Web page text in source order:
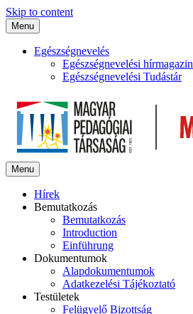
Skip to content
Menu
Egészségnevelés
Egészségnevelési hírmagazin
Egészségnevelési Tudástár
Menu
Hírek
Bemutatkozás
Bemutatkozás
Introduction
Einführung
Dokumentumok
Alapdokumentumok
Adatkezelési Tájékoztató
Testületek
Felügyelő Bizottság